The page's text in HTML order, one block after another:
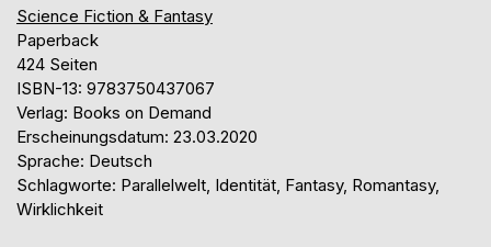
Science Fiction & Fantasy
Paperback
424 Seiten
ISBN-13: 9783750437067
Verlag: Books on Demand
Erscheinungsdatum: 23.03.2020
Sprache: Deutsch
Schlagworte: Parallelwelt, Identität, Fantasy, Romantasy,
Wirklichkeit